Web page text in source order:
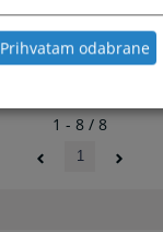
1 - 8 / 8
1
Prihvatam odabrane